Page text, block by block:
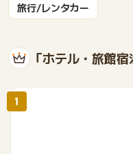
旅行/レンタカー
「ホテル・旅館
1